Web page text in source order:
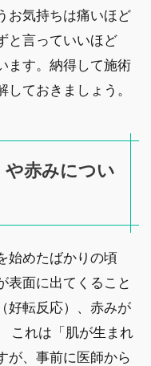
お気持ちは痛いほど
と言っていいほど
ます。納得して施術
ておきましょう。
や赤みについ
始めたばかりの頃
表面に出てくること
好転反応）、赤みが
これは「肌が生まれ
が、事前に医師から